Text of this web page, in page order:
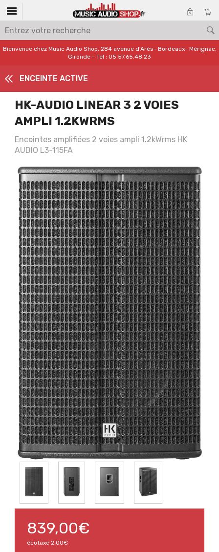
Bienvenue chez Music Audio Shop. 284 avenue d'Arès- Bordeaux- Mérignac,
Gironde - Tel : 05.57.65.48.23
ENCEINTE ACTIVE
HK-AUDIO LINEAR 3 2 VOIES
AMPLI 1.2KWRMS
Enceintes amplifiées 2 voies ampli 1.2kWrms HK
AUDIO L3-115FA
839,00€
écotaxe 2,00€